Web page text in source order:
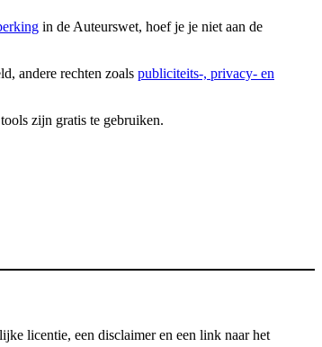
in de Auteurswet, hoef je je niet aan de
andere rechten zoals publiciteits-, privacy- en
zijn gratis te gebruiken.
licentie, een disclaimer en een link naar het